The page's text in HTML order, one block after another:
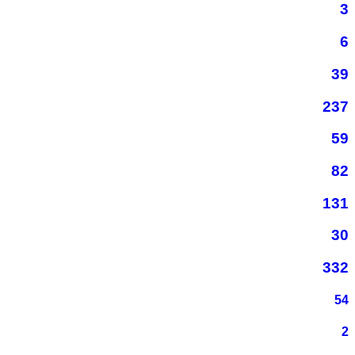
3
6
39
237
59
82
131
30
332
54
2